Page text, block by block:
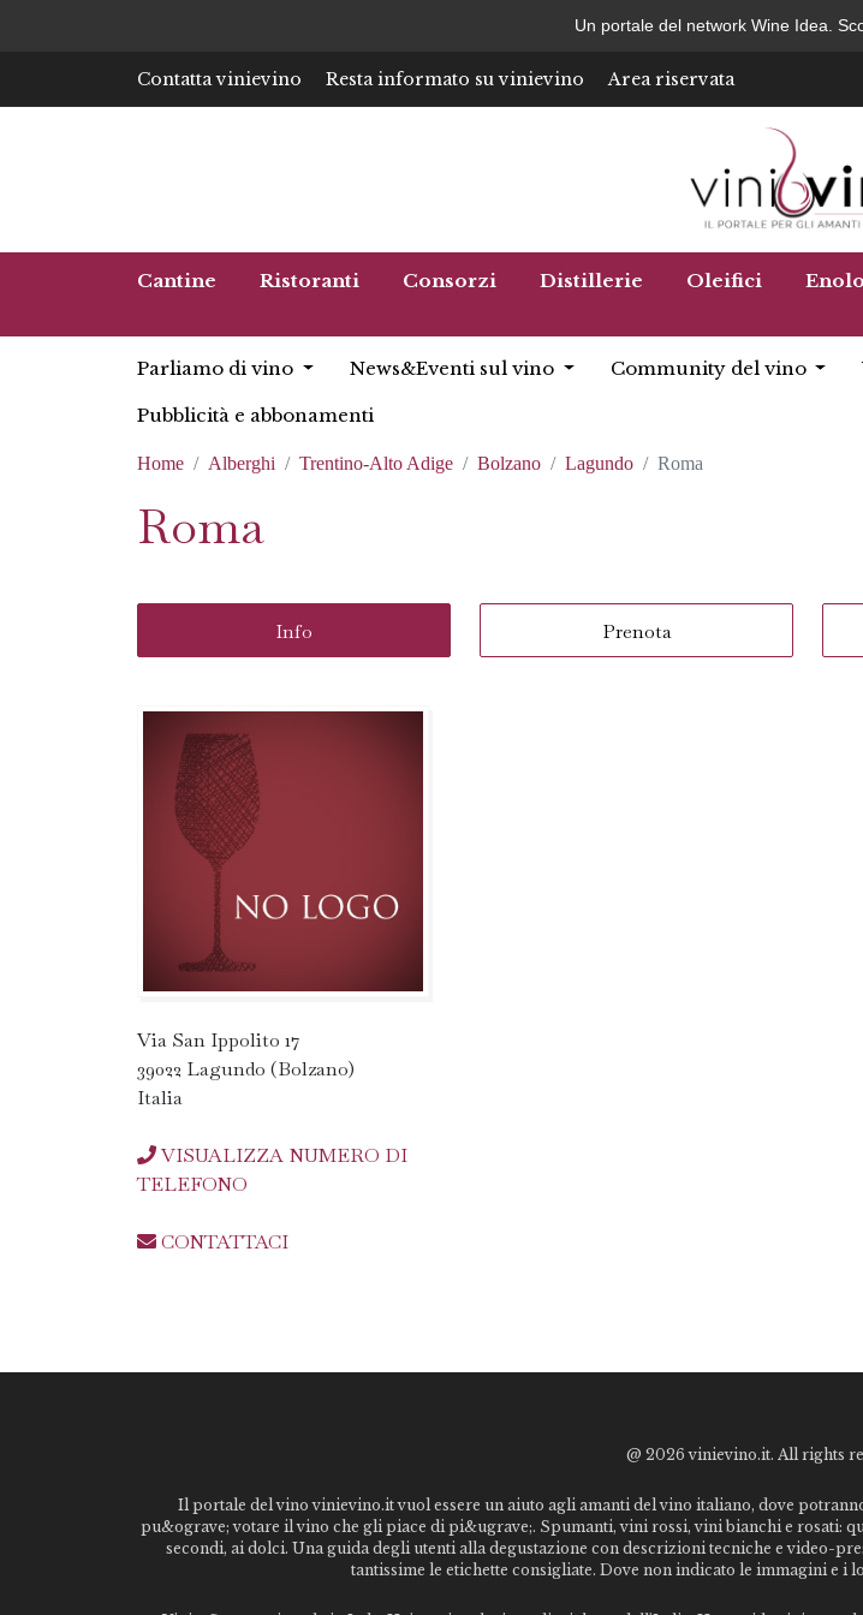
Un portale del network Wine Idea.
Contatta vinievino Resta informato su vinievino Area riservata
Cantine Ristoranti Consorzi Distillerie Oleifici
Parliamo di vino News&Eventi sul vino Community del vino
Pubblicità e abbonamenti
Home Alberghi Trentino-Alto Adige Bolzano Lagundo Roma
Roma
Info Prenota
Via San Ippolito 17
39022 Lagundo (Bolzano)
Italia
VISUALIZZA NUMERO DI
TELEFONO
CONTATTACI
@ 2026 vinievino.it. All rights
Il portale del vino vinievino.it vuol essere un aiuto agli amanti del vino italiano, dove
pu&ograve; votare il vino che gli piace di pi&ugrave;. Spumanti, vini rossi, vini bianchi e rosati:
secondi, ai dolci. Una guida degli utenti alla degustazione con descrizioni tecniche e video-
tantissime le etichette consigliate. Dove non indicato le immagini